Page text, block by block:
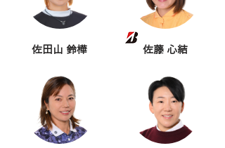
佐田山 鈴樺 佐藤 心結